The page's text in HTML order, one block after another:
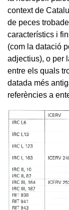
context de
de peces
característics i
(com la datació
adjectius), o per
entre els quals
datada més
referències a